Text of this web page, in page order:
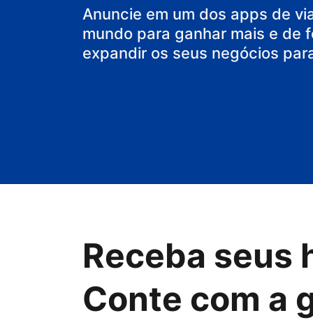
sua casa
Anuncie em um dos apps de
mundo para ganhar mais e de
expandir os seus negócios
Receba seus
Conte com a